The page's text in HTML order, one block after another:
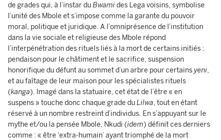
de grades qui, à l’instar duBwamides Lega voisins, symbolise
l’unité des Mbole et s’impose comme la garante du pouvoir
moral, politique et juridique. A l’omniprésence de l’institution
dans la vie sociale et religieuse des Mbole répond
l’interpénétration des rituels liés à la mort de certains initiés :
pendaison pour le châtiment et le sacrifice, suspension
honorifique du défunt au sommet d’un arbre pour certainsyeni,
et au faîtage de leur maison pour les spécialistes rituels
(kanga). Imagé dans la statuaire, cet état de l’être « en
suspens » touche donc chaque grade duLilwa, tout en étant
réservé à un nombre restreint d’individus. En s’appuyant sur le
mythe et/ou la pensée Mbole, Nkudi (idem) définit ces derniers
comme : « être ‘extra-humain’ ayant triomphé de la mort